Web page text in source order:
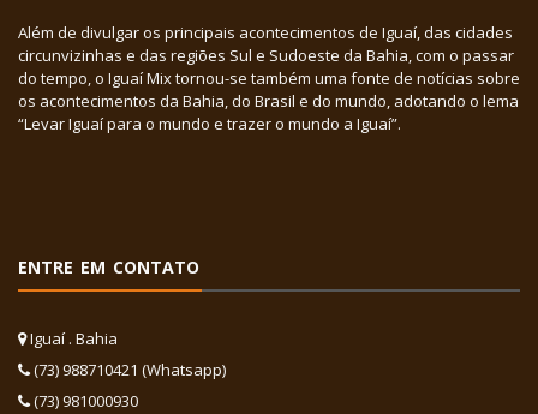
Além de divulgar os principais acontecimentos de Iguaí, das cidades
circunvizinhas e das regiões Sul e Sudoeste da Bahia, com o passar
do tempo, o Iguaí Mix tornou-se também uma fonte de notícias sobre
os acontecimentos da Bahia, do Brasil e do mundo, adotando o lema
“Levar Iguaí para o mundo e trazer o mundo a Iguaí”.
ENTRE EM CONTATO
Iguaí . Bahia
(73) 988710421 (Whatsapp)
(73) 981000930